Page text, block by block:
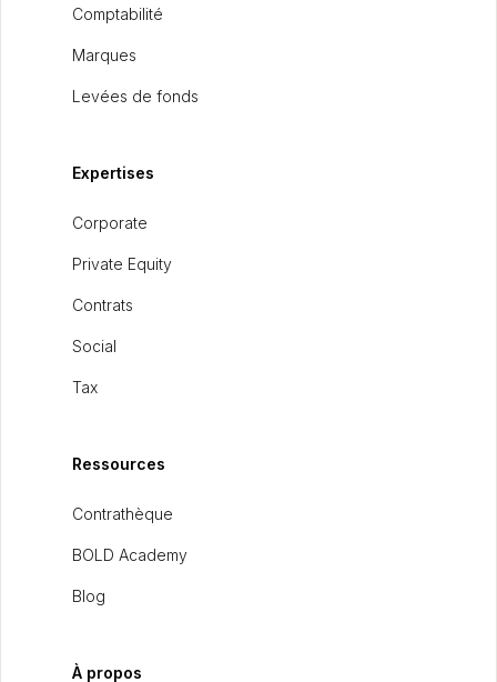
Comptabilité
Marques
Levées de fonds
Expertises
Corporate
Private Equity
Contrats
Social
Tax
Ressources
Contrathèque
BOLD Academy
Blog
À propos